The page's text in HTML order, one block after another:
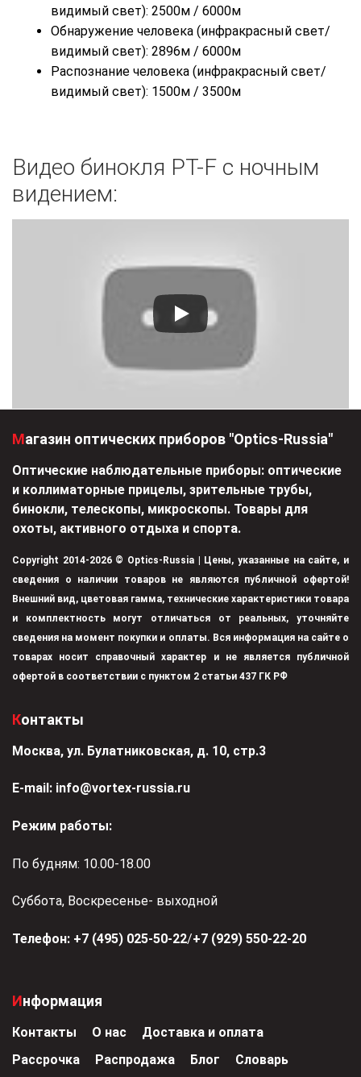
видимый свет): 2500м / 6000м
Обнаружение человека (инфракрасный свет/
видимый свет): 2896м / 6000м
Распознание человека (инфракрасный свет/
видимый свет): 1500м / 3500м
Видео бинокля PT-F с ночным
видением:
Магазин оптических приборов "Optics-Russia"
Оптические наблюдательные приборы: оптические
и коллиматорные прицелы, зрительные трубы,
бинокли, телескопы, микроскопы. Товары для
охоты, активного отдыха и спорта.
Copyright 2014-2026 © Optics-Russia | Цены, указанные на сайте, и
сведения о наличии товаров не являются публичной офертой!
Внешний вид, цветовая гамма, технические характеристики товара
и комплектность могут отличаться от реальных, уточняйте
сведения на момент покупки и оплаты. Вся информация на сайте о
товарах носит справочный характер и не является публичной
офертой в соответствии с пунктом 2 статьи 437 ГК РФ
Контакты
Москва, ул. Булатниковская, д. 10, стр.3
Е-mail: info@vortex-russia.ru
Режим работы:
По будням: 10.00-18.00
Суббота, Воскресенье- выходной
Телефон: +7 (495) 025-50-22/+7 (929) 550-22-20
Информация
Контакты О нас
Доставка и оплата
Рассрочка
Распродажа Блог Словарь